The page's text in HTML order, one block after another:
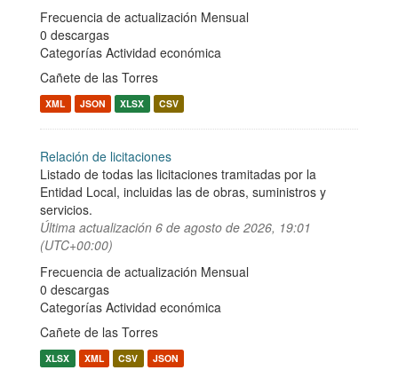
Frecuencia de actualización Mensual
0 descargas
Categorías Actividad económica
Cañete de las Torres
XML JSON XLSX CSV
Relación de licitaciones
Listado de todas las licitaciones tramitadas por la
Entidad Local, incluidas las de obras, suministros y
servicios.
Última actualización 6 de agosto de 2026, 19:01
(UTC+00:00)
Frecuencia de actualización Mensual
0 descargas
Categorías Actividad económica
Cañete de las Torres
XLSX XML CSV JSON